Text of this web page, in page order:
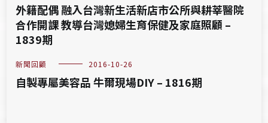
外籍配偶 融入台灣新生活新店市公所與耕莘醫院
合作開課 教導台灣媳婦生育保健及家庭照顧 –
1839期
新聞回顧 2016-10-26
自製專屬美容品 牛爾現場DIY – 1816期